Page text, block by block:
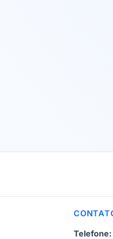
Telefone: